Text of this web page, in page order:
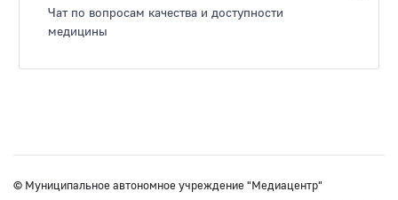
Чат по вопросам качества и доступности
медицины
© Муниципальное автономное учреждение "Медиацентр"